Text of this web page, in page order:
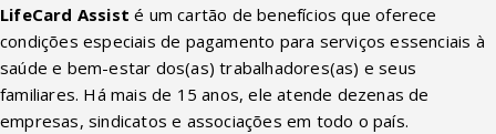
LifeCard Assist é um cartão de benefícios que oferece
condições especiais de pagamento para serviços essenciais à
saúde e bem-estar dos(as) trabalhadores(as) e seus
familiares. Há mais de 15 anos, ele atende dezenas de
empresas, sindicatos e associações em todo o país.